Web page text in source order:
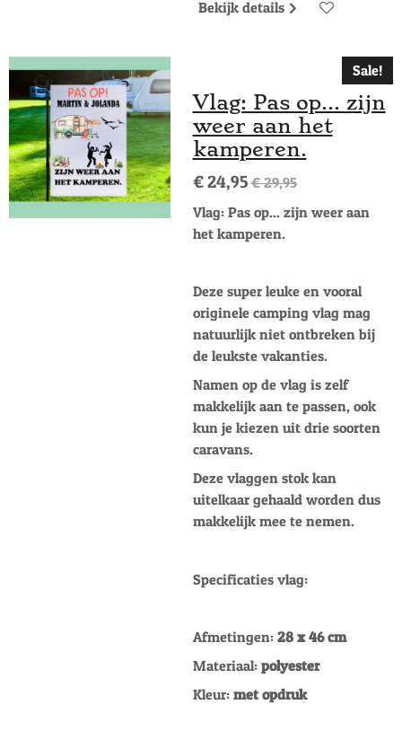
Bekijk details
Sale!
Vlag: Pas op... zijn
weer aan het
kamperen.
€ 24,95 € 29,95
Vlag: Pas op... zijn weer aan
het kamperen.
Deze super leuke en vooral
originele camping vlag mag
natuurlijk niet ontbreken bij
de leukste vakanties.
Namen op de vlag is zelf
makkelijk aan te passen, ook
kun je kiezen uit drie soorten
caravans.
Deze vlaggen stok kan
uitelkaar gehaald worden dus
makkelijk mee te nemen.
Specificaties vlag:
Afmetingen: 28 x 46 cm
Materiaal: polyester
Kleur: met opdruk